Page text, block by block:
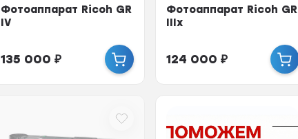
Фотоаппарат Ricoh GR
IV
135 000₽
Фотоаппарат Ricoh GR
IIIx
124 000₽